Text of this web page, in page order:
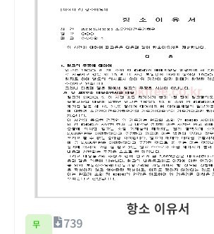
항소 이유서
무
739